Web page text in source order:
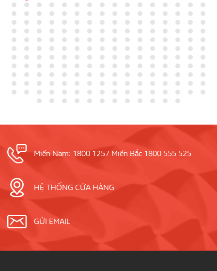
Miền Nam: 1800 1257 Miền Bắc 1800 555 525
HỆ THỐNG CỬA HÀNG
GỬI EMAIL